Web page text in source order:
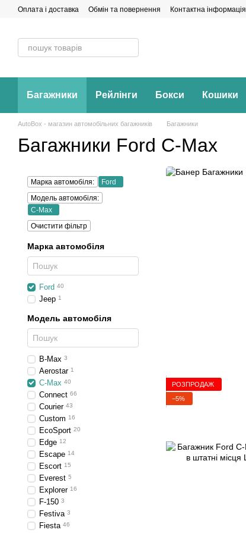
Перейти до основного контенту
Оплата і доставка Обмін та повернення Контактна інформація
Багажники Рейлінги Бокси Кошики
AutoBox - магазин автомобільних багажників Багажники
Багажники Ford C-Max
РОЗПРОДАЖ
−5%
Марка автомобіля:
Ford
Модель автомобіля:
C-Max
Очистити фільтр
Марка автомобіля
Ford 40
Jeep 1
Модель автомобіля
B-Max 3
Aerostar 1
C-Max 40
Connect 66
Courier 43
Custom 16
EcoSport 20
Edge 12
Escape 14
Escort 15
Everest 5
Explorer 16
F-150 3
Festiva 3
Fiesta 46